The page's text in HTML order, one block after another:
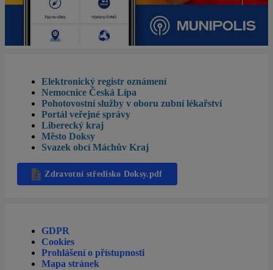
Elektronický registr oznámení
Nemocnice Česká Lípa
Pohotovostní služby v oboru zubní lékařství
Portál veřejné správy
Liberecký kraj
Město Doksy
Svazek obcí Máchův Kraj
Zdravotní středisko Doksy.pdf
GDPR
Cookies
Prohlášení o přístupnosti
Mapa stránek